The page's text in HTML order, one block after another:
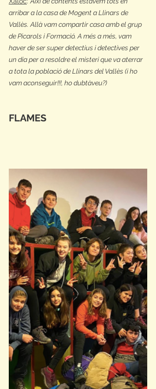
arribar a la casa de Mogent a Llinars de
Vallès. Allà vam compartir casa amb el grup
de Picarols i Formació. A més a més, vam
haver de ser super detectius i detectives per
un dia per a resoldre el misteri que va aterrar
a tota la població de Llinars del Vallès (i ho
vam aconseguir!!!, ho dubtàveu?)
FLAMES